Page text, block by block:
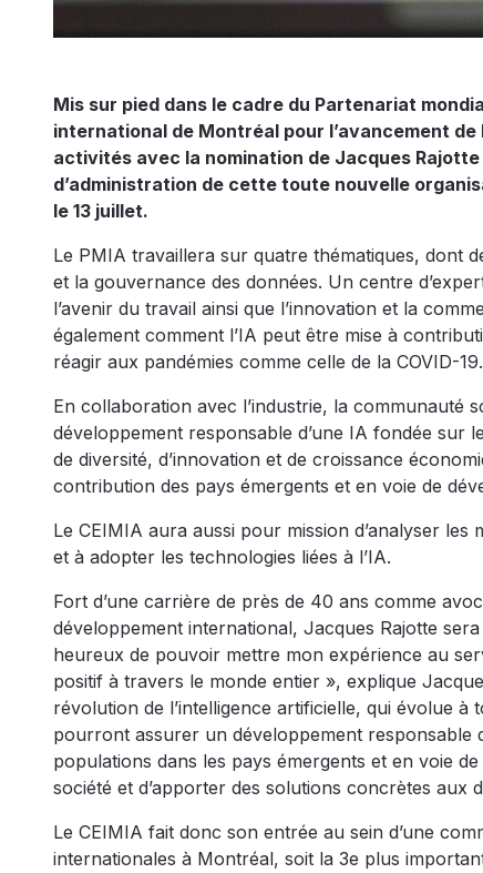
Mis sur pied dans le cadre du Partenariat
international de Montréal pour l’avancement
activités avec la nomination de Jacques
d’administration de cette toute nouvelle
le 13 juillet.
Le PMIA travaillera sur quatre thématiques, dont
et la gouvernance des données. Un centre
l’avenir du travail ainsi que l’innovation et la
également comment l’IA peut être mise à
réagir aux pandémies comme celle de la COVID-19.
En collaboration avec l’industrie, la communauté
développement responsable d’une IA fondée sur
de diversité, d’innovation et de croissance
contribution des pays émergents et en voie de
Le CEIMIA aura aussi pour mission d’analyser
et à adopter les technologies liées à l’IA.
Fort d’une carrière de près de 40 ans comme
développement international, Jacques Rajotte
heureux de pouvoir mettre mon expérience au
positif à travers le monde entier », explique
révolution de l’intelligence artificielle, qui évolue
pourront assurer un développement responsable
populations dans les pays émergents et en voie
société et d’apporter des solutions concrètes aux
Le CEIMIA fait donc son entrée au sein d’une
internationales à Montréal, soit la 3e plus